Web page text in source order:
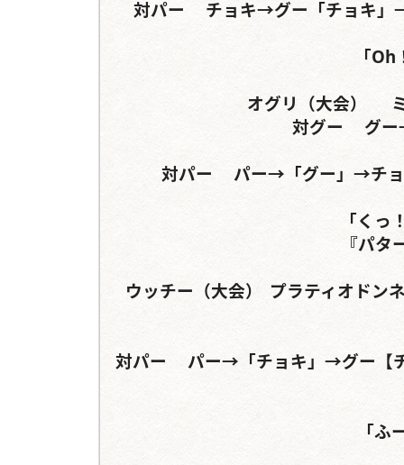
対パー	チョキ→グー「チョキ」→グー【パー】	パー→グー→「パー」【チョキ】
「
オグリ（大会）	ミヤマクワガタ	ヒルスシロカブト
対グー	グー→チョキ→	グー→チョキ→
対パー	パー→「グー」→チョキ	グー→「パー」→『チョキ』→『グー』
「く
『パ
ウッチー（大会）	プラティオドンネブトクワガタ	マンディブラリスフタマタクワガタ
対パー	パー→「チョキ」→グー【チョキ】→グー	チョキ→「グー」→パー【グー】
「